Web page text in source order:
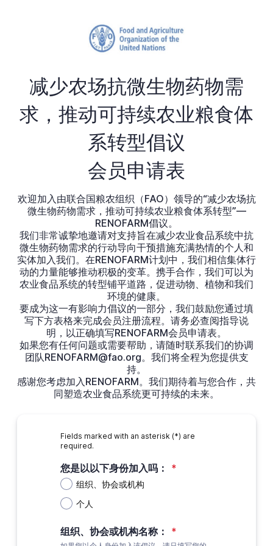
减少农场抗微生物药物需
求，推动可持续农业粮食体
系转型倡议
会员申请表
欢迎加入由联合国粮农组织（FAO）领导的“减少农场抗
微生物药物需求，推动可持续农业粮食体系转型”—
RENOFARM倡议。
我们非常诚挚地邀请对支持旨在减少农业食品系统中抗
微生物药物需求的行动导向干预措施充满热情的个人和
实体加入我们。在RENOFARM计划中，我们相信集体行
动的力量能够推动积极的变革。携手合作，我们可以为
农业食品系统的转型铺平道路，促进动物、植物和我们
环境的健康。
要成为这一有影响力倡议的一部分，我们鼓励您通过填
写下方表格来完成会员注册流程。请务必查阅指导说
明，以正确填写RENOFARM会员申请表。
如果您有任何问题或需要帮助，请随时联系我们的协调
团队RENOFARM@fao.org。我们将全程为您提供支
持。
感谢您考虑加入RENOFARM。我们期待着与您合作，共
同塑造农业食品系统更可持续的未来。
Fields marked with an asterisk (*) are
required.
您是以以下身份加入吗： *
组织、协会或机构
个人
组织、协会或机构名称： *